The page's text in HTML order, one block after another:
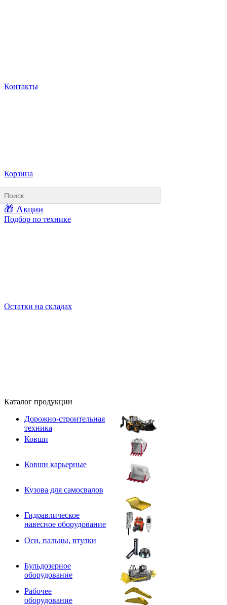
Контакты
Корзина
🎁 Акции
Подбор по технике
Остатки на складах
Каталог продукции
Дорожно-строительная
техника
Ковши
Ковши карьерные
Кузова для самосвалов
Гидравлическое
навесное оборудование
Оси, пальцы, втулки
Бульдозерное
оборудование
Рабочее
оборудование